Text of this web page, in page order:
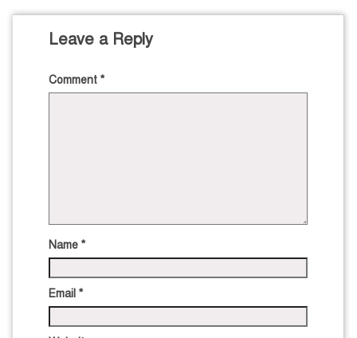
Leave a Reply
Comment *
Name *
Email *